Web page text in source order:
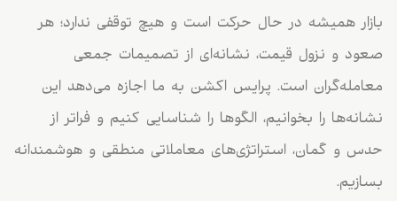
بازار همیشه در حال حرکت است و هیچ توقفی ندارد؛ هر
صعود و نزول قیمت، نشانه‌ای از تصمیمات جمعی
معامله‌گران است. پرایس اکشن به ما اجازه می‌دهد این
نشانه‌ها را بخوانیم، الگوها را شناسایی کنیم و فراتر از
حدس و گمان، استراتژی‌های معاملاتی منطقی و هوشمندانه
بسازیم.